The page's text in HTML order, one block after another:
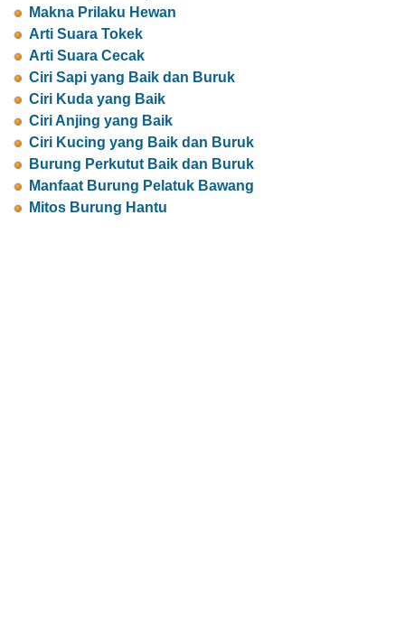
Makna Prilaku Hewan
Arti Suara Tokek
Arti Suara Cecak
Ciri Sapi yang Baik dan Buruk
Ciri Kuda yang Baik
Ciri Anjing yang Baik
Ciri Kucing yang Baik dan Buruk
Burung Perkutut Baik dan Buruk
Manfaat Burung Pelatuk Bawang
Mitos Burung Hantu